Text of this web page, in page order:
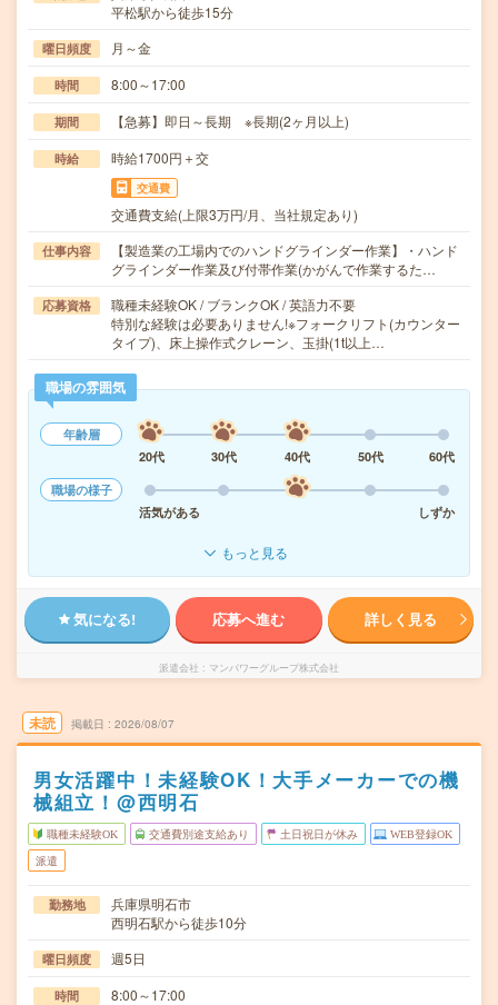
平松駅から徒歩15分
曜日頻度 月～金
時間 8:00～17:00
期間 【急募】即日～長期 ※長期(2ヶ月以上)
時給 時給1700円＋交
交通費
交通費支給(上限3万円/月、当社規定あり)
仕事内容
【製造業の工場内でのハンドグラインダー作業】・ハンド
グラインダー作業及び付帯作業(かがんで作業するた…
応募資格
職種未経験OK / ブランクOK / 英語力不要
特別な経験は必要ありません!※フォークリフト(カウンター
タイプ)、床上操作式クレーン、玉掛(1t以上…
職場の雰囲気
年齢層
20代
30代 40代 50代
60代
職場の様子
活気がある
しずか
もっと見る
気になる! 応募へ進む 詳しく見る
派遣会社 マンパワーグループ株式会社
未読 掲載日 2026/08/07
男女活躍中！未経験OK！大手メーカーでの機
械組立！@西明石
職種未経験OK 交通費別途支給あり 土日祝日が休み WEB登録OK
派遣
勤務地
兵庫県明石市
西明石駅から徒歩10分
曜日頻度 週5日
時間 8:00～17:00